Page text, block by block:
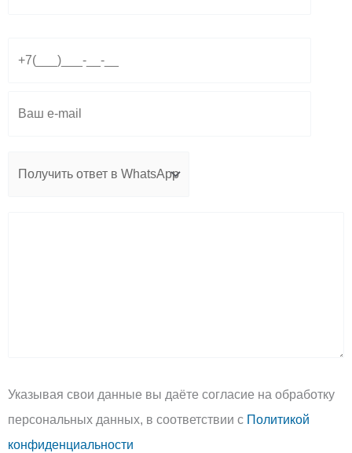
Указывая свои данные вы даёте согласие на обработку
персональных данных, в соответствии с Политикой
конфиденциальности